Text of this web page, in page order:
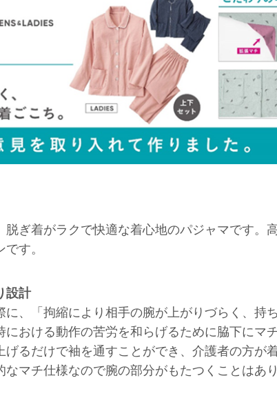
ぎ着がラクで快適な着心地のパジャマです。
す。
設計
、「拘縮により相手の腕が上がりづらく、持
における動作の苦労を和らげるために脇下にマ
げるだけで袖を通すことができ、介護者の方が
マチ仕様なので腕の部分がもたつくことはあり